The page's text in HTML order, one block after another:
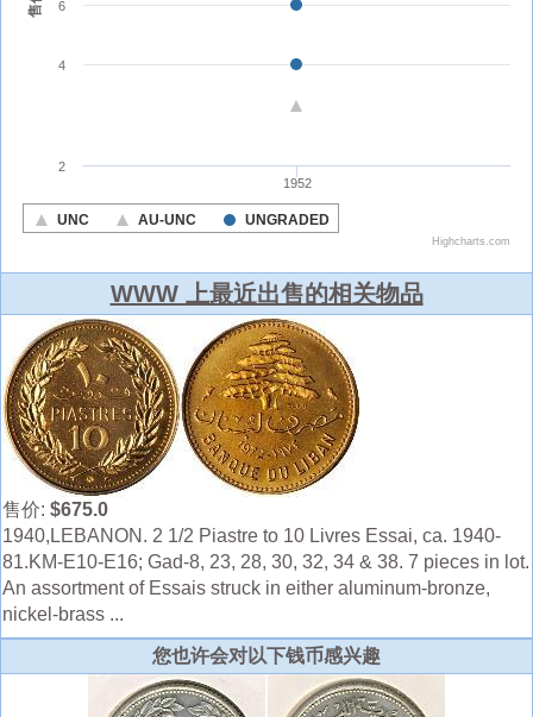
WWW 上最近出售的相关物品
售价: $675.0
1940,LEBANON. 2 1/2 Piastre to 10 Livres Essai, ca. 1940-
81.KM-E10-E16; Gad-8, 23, 28, 30, 32, 34 & 38. 7 pieces in lot.
An assortment of Essais struck in either aluminum-bronze,
nickel-brass ...
您也许会对以下钱币感兴趣